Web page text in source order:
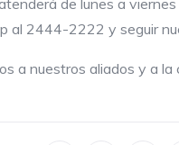
de lunes a
al 2444-2222 y seguir
a nuestros aliados y a